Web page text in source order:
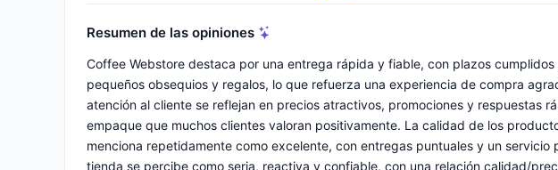
Resumen de las opiniones
Coffee Webstore destaca por una entrega rápida y fiable, con plazos
pequeños obsequios y regalos, lo que refuerza una experiencia de compra
atención al cliente se reflejan en precios atractivos, promociones y respuestas
empaque que muchos clientes valoran positivamente. La calidad de los
menciona repetidamente como excelente, con entregas puntuales y un servicio
tienda se percibe como seria, reactiva y confiable, con una relación calidad/